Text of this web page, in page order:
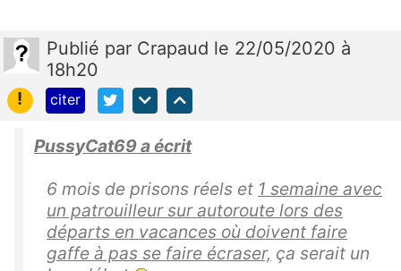
Publié par Crapaud le 22/05/2020 à
18h20
!
citer
PussyCat69 a écrit
6 mois de prisons réels et 1 semaine avec
un patrouilleur sur autoroute lors des
départs en vacances où doivent faire
gaffe à pas se faire écraser, ça serait un